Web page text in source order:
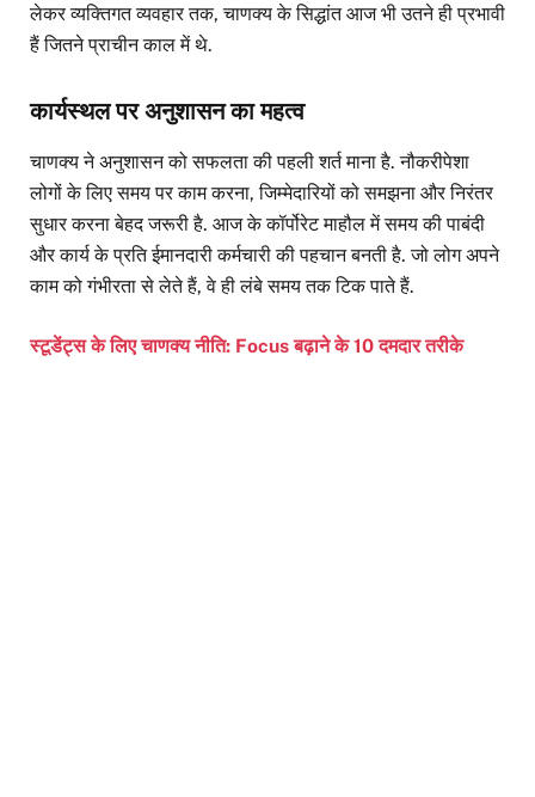
लेकर व्यक्तिगत व्यवहार तक, चाणक्य के सिद्धांत आज भी उतने ही प्रभावी
हैं जितने प्राचीन काल में थे.
कार्यस्थल पर अनुशासन का महत्व
चाणक्य ने अनुशासन को सफलता की पहली शर्त माना है. नौकरीपेशा
लोगों के लिए समय पर काम करना, जिम्मेदारियों को समझना और निरंतर
सुधार करना बेहद जरूरी है. आज के कॉर्पोरेट माहौल में समय की पाबंदी
और कार्य के प्रति ईमानदारी कर्मचारी की पहचान बनती है. जो लोग अपने
काम को गंभीरता से लेते हैं, वे ही लंबे समय तक टिक पाते हैं.
स्टूडेंट्स के लिए चाणक्य नीति: Focus बढ़ाने के 10 दमदार तरीके